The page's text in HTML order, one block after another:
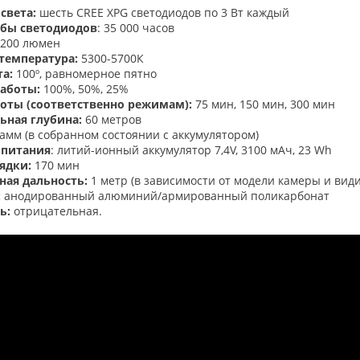
шесть CREE XPG светодиодов по 3 Вт каждый
светодиодов: 35 000 часов
люмен
5300-5700К
100º, равномерное пятно
100%, 50%, 25%
(соответственно режимам): 75 мин, 150 мин, 300 мин
глубина: 60 метров
(в собранном состоянии с аккумулятором)
: литий-ионный аккумулятор 7,4V, 3100 мАч, 23 Wh
170 мин
дальность: 1 метр (в зависимости от модели камеры и
анодированный алюминий/армированный поликарбонат
отрицательная.